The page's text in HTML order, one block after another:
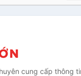
cung cấp thông